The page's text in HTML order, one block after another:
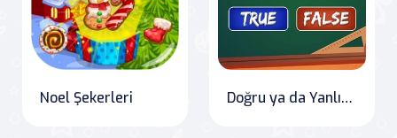
Noel Şekerleri Doğru ya da Yanlış Meydan Okuması